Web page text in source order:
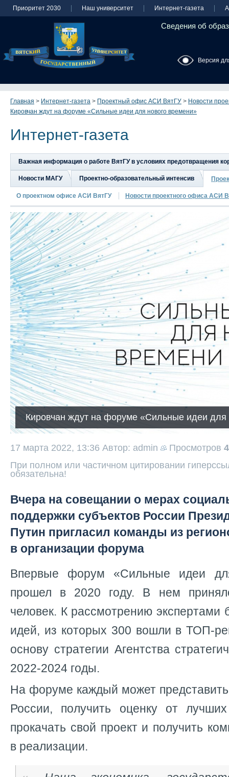
Приоритет 2030 Наш университет Интернет-газета
Сведения об
Версия
Главная > Интернет-газета > Проектный офис АСИ ВятГУ > Новости
Кировчан ждут на форуме «Сильные идеи для нового времени»
Интернет-газета
Важная информация о работе ВятГУ в условиях предотвращения
Новости МАГУ Проектно-образовательный интенсив
О проектном офисе АСИ ВятГУ Новости проектного офиса АСИ
Кировчан ждут на форуме «Сильные идеи для
17 марта 2022, 13:36 Автор: admin Просмотров
При полном или частичном цитировании
обязательна!
Вчера на совещании о мерах
поддержки субъектов России
Путин пригласил команды из
в организации форума
Впервые форум «Сильные идеи
прошел в 2020 году. В нем
человек. К рассмотрению экспертами
идей, из которых 300 вошли в ТОП-
основу стратегии Агентства
2022-2024 годы.
На форуме каждый может
России, получить оценку от
прокачать свой проект и получить
в реализации.